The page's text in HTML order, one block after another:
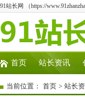
91站长网 （https://
首页 站长资讯
当前位置： 首页 > 站长